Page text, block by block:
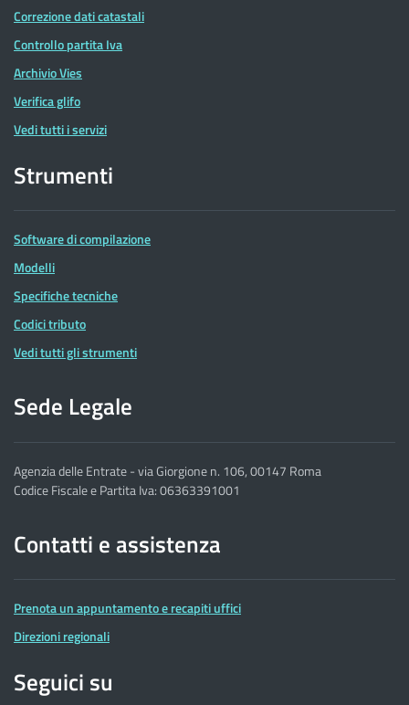
Correzione dati catastali
Controllo partita Iva
Archivio Vies
Verifica glifo
Vedi tutti i servizi
Strumenti
Software di compilazione
Modelli
Specifiche tecniche
Codici tributo
Vedi tutti gli strumenti
Sede Legale
Agenzia delle Entrate - via Giorgione n. 106, 00147 Roma
Codice Fiscale e Partita Iva: 06363391001
Contatti e assistenza
Prenota un appuntamento e recapiti uffici
Direzioni regionali
Seguici su